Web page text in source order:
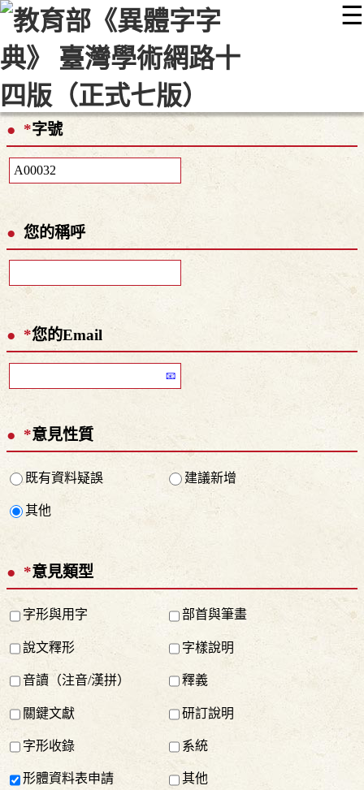
☰
::: 最新消息 常見問題 編輯說明
顯示模式
網站導覽
*字號
您的稱呼
*您的Email
*意見性質
既有資料疑誤 建議新增
其他
*意見類型
字形與用字 部首與筆畫
說文釋形 字樣說明
音讀（注音/漢拼） 釋義
關鍵文獻 研訂說明
字形收錄 系統
形體資料表申請 其他